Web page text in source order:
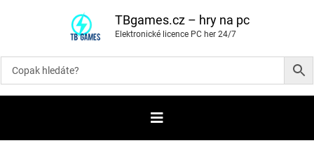
o
i
t
b
TBgames.cz – hry na pc
Elektronické licence PC her 24/7